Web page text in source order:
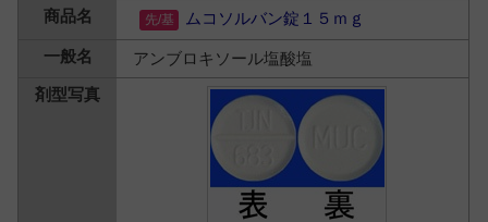
ムコソルバン錠１５ｍｇ
アンブロキソール塩酸塩